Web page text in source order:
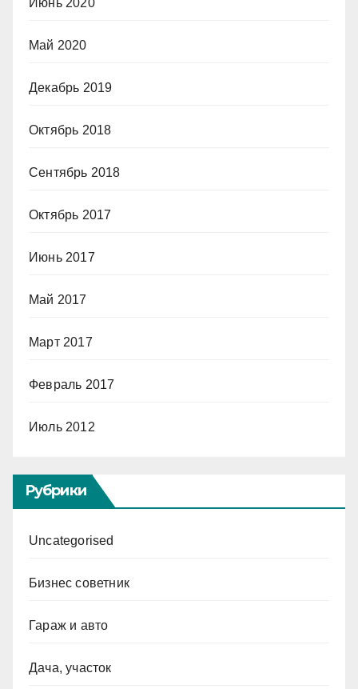
Май 2020
Декабрь 2019
Октябрь 2018
Сентябрь 2018
Октябрь 2017
Июнь 2017
Май 2017
Март 2017
Февраль 2017
Июль 2012
Рубрики
Uncategorised
Бизнес советник
Гараж и авто
Дача, участок